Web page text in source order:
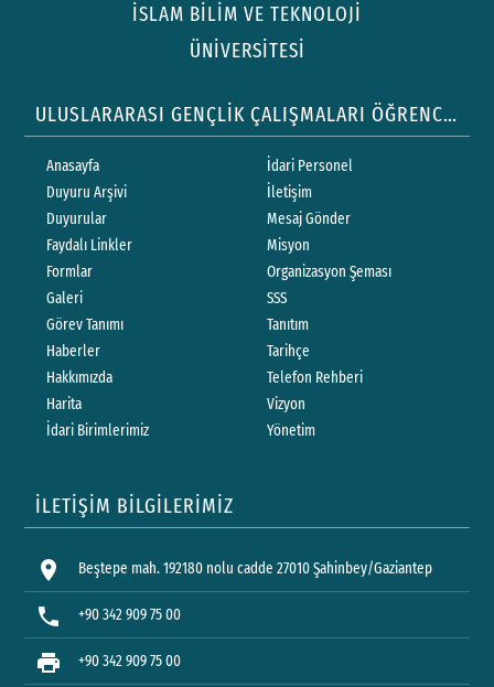
İSLAM BİLİM VE TEKNOLOJİ
ÜNİVERSİTESİ
ULUSLARARASI GENÇLİK ÇALIŞMALARI ÖĞRENCİ TOPLULUĞU
Anasayfa
Duyuru Arşivi
Duyurular
Faydalı Linkler
Formlar
Galeri
Görev Tanımı
Haberler
Hakkımızda
Harita
İdari Birimlerimiz
İdari Personel
İletişim
Mesaj Gönder
Misyon
Organizasyon Şeması
SSS
Tanıtım
Tarihçe
Telefon Rehberi
Vizyon
Yönetim
İLETİŞİM BİLGİLERİMİZ
location_on Beştepe mah. 192180 nolu cadde 27010 Şahinbey/Gaziantep
phone +90 342 909 75 00
print +90 342 909 75 00